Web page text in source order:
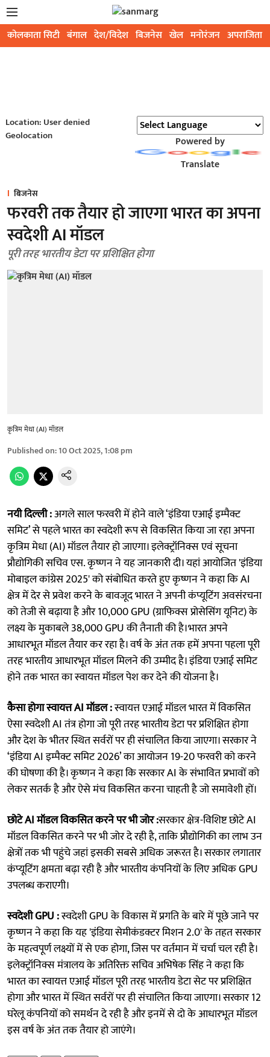
कोलकाता सिटी बंगाल देश/विदेश बिजनेस खेल मनोरंजन अपराजिता
Location: User denied
Geolocation
Powered by
Translate
बिजनेस
फरवरी तक तैयार हो जाएगा भारत का अपना
स्वदेशी AI मॉडल
पूरी तरह भारतीय डेटा पर प्रशिक्षित होगा
कृत्रिम मेधा (AI) मॉडल
Published on:10 Oct 2025, 1:08 pm
नयी दिल्ली :अगले साल फरवरी में होने वाले ‘इंडिया एआई इम्पैक्ट
समिट’ से पहले भारत का स्वदेशी रूप से विकसित किया जा रहा अपना
कृत्रिम मेधा (AI) मॉडल तैयार हो जाएगा। इलेक्ट्रॉनिक्स एवं सूचना
प्रौद्योगिकी सचिव एस. कृष्णन ने यह जानकारी दी। यहां आयोजित 'इंडिया
मोबाइल कांग्रेस 2025' को संबोधित करते हुए कृष्णन ने कहा कि AI
क्षेत्र में देर से प्रवेश करने के बावजूद भारत ने अपनी कंप्यूटिंग अवसंरचना
को तेजी से बढ़ाया है और 10,000 GPU (ग्राफिक्स प्रोसेसिंग यूनिट) के
लक्ष्य के मुकाबले 38,000 GPU की तैनाती की है।भारत अपने
आधारभूत मॉडल तैयार कर रहा है। वर्ष के अंत तक हमें अपना पहला पूरी
तरह भारतीय आधारभूत मॉडल मिलने की उम्मीद है। इंडिया एआई समिट
होने तक भारत का स्वायत्त मॉडल पेश कर देने की योजना है।
कैसा होगा स्वायत्त AI मॉडल :स्वायत्त एआई मॉडल भारत में विकसित
ऐसा स्वदेशी AI तंत्र होगा जो पूरी तरह भारतीय डेटा पर प्रशिक्षित होगा
और देश के भीतर स्थित सर्वरों पर ही संचालित किया जाएगा। सरकार ने
‘इंडिया AI इम्पैक्ट समिट 2026’ का आयोजन 19-20 फरवरी को करने
की घोषणा की है। कृष्णन ने कहा कि सरकार AI के संभावित प्रभावों को
लेकर सतर्क है और ऐसे मंच विकसित करना चाहती है जो समावेशी हों।
छोटे AI मॉडल विकसित करने पर भी जोर :सरकार क्षेत्र-विशिष्ट छोटे AI
मॉडल विकसित करने पर भी जोर दे रही है, ताकि प्रौद्योगिकी का लाभ उन
क्षेत्रों तक भी पहुंचे जहां इसकी सबसे अधिक जरूरत है। सरकार लगातार
कंप्यूटिंग क्षमता बढ़ा रही है और भारतीय कंपनियों के लिए अधिक GPU
उपलब्ध कराएगी।
स्वदेशी GPU :स्वदेशी GPU के विकास में प्रगति के बारे में पूछे जाने पर
कृष्णन ने कहा कि यह 'इंडिया सेमीकंडक्टर मिशन 2.0' के तहत सरकार
के महत्वपूर्ण लक्ष्यों में से एक होगा, जिस पर वर्तमान में चर्चा चल रही है।
इलेक्ट्रॉनिक्स मंत्रालय के अतिरिक्त सचिव अभिषेक सिंह ने कहा कि
भारत का स्वायत्त एआई मॉडल पूरी तरह भारतीय डेटा सेट पर प्रशिक्षित
होगा और भारत में स्थित सर्वरों पर ही संचालित किया जाएगा। सरकार 12
घरेलू कंपनियों को समर्थन दे रही है और इनमें से दो के आधारभूत मॉडल
इस वर्ष के अंत तक तैयार हो जाएंगे।